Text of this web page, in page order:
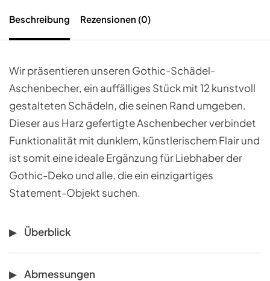
Beschreibung Rezensionen (0)
Wir präsentieren unseren Gothic-Schädel-
Aschenbecher, ein auffälliges Stück mit 12 kunstvoll
gestalteten Schädeln, die seinen Rand umgeben.
Dieser aus Harz gefertigte Aschenbecher verbindet
Funktionalität mit dunklem, künstlerischem Flair und
ist somit eine ideale Ergänzung für Liebhaber der
Gothic-Deko und alle, die ein einzigartiges
Statement-Objekt suchen.
Überblick
Abmessungen